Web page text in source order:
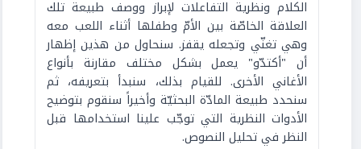
الكلام ونظرية التفاعلات لإبراز ووصف طبيعة تلك
العلاقة الخاصّة بين الأمّ وطفلها أثناء اللعب معه
وهي تغنّي وتجعله يقفز. سنحاول من هذين إظهار
أن "أكتدّو" يعمل بشكل مختلف مقارنة بأنواع
الأغاني الأخرى. للقيام بذلك، سنبدأ بتعريفه، ثم
سنحدد طبيعة المادّة البحثيّة وأخيراً سنقوم بتوضيح
الأدوات النظرية التي توجّب علينا استخدامها قبل
النظر في تحليل النصوص.